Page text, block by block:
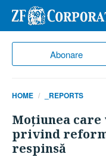
Abonare
HOME _REPORTS
Moţiunea
privind
respinsă